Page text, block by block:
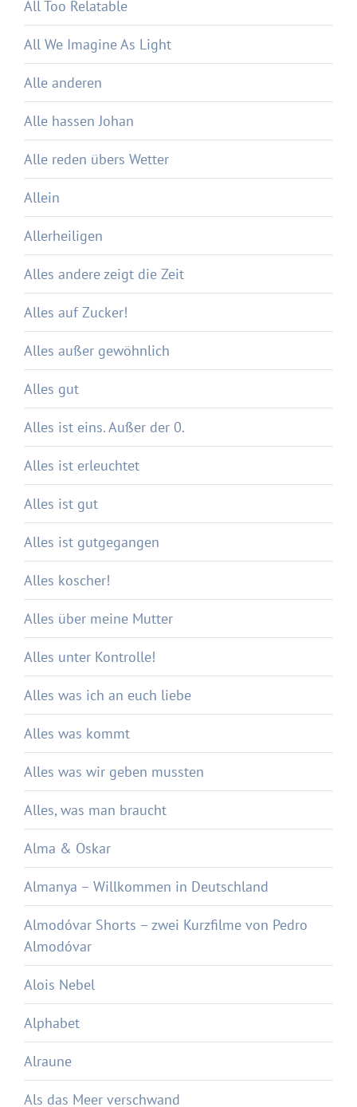
All Too Relatable
All We Imagine As Light
Alle anderen
Alle hassen Johan
Alle reden übers Wetter
Allein
Allerheiligen
Alles andere zeigt die Zeit
Alles auf Zucker!
Alles außer gewöhnlich
Alles gut
Alles ist eins. Außer der 0.
Alles ist erleuchtet
Alles ist gut
Alles ist gutgegangen
Alles koscher!
Alles über meine Mutter
Alles unter Kontrolle!
Alles was ich an euch liebe
Alles was kommt
Alles was wir geben mussten
Alles, was man braucht
Alma & Oskar
Almanya – Willkommen in Deutschland
Almodóvar Shorts – zwei Kurzfilme von Pedro
Almodóvar
Alois Nebel
Alphabet
Alraune
Als das Meer verschwand